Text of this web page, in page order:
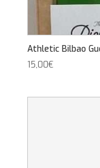
Athletic Bilbao
15,00€